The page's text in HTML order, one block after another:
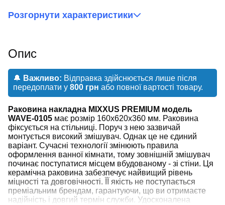
Розгорнути характеристики
Опис
🔔 Важливо: Відправка здійснюється лише після
передоплати у 800 грн або повної вартості товару.
Раковина накладна MIXXUS PREMIUM модель
WAVE-0105 має розмір 160x620x360 мм. Раковина
фіксується на стільниці. Поруч з нею зазвичай
монтується високий змішувач. Однак це не єдиний
варіант. Сучасні технології змінюють правила
оформлення ванної кімнати, тому зовнішній змішувач
починає поступатися місцем вбудованому - зі стіни. Ця
керамічна раковина забезпечує найвищий рівень
міцності та довговічності. ЇЇ якість не поступається
преміальним брендам, гарантуючи, що ви отримаєте
надійність і довгий термін служби. Удосконалена